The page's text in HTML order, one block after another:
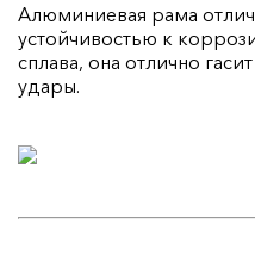
Алюминиевая рама
устойчивостью к
сплава, она отлично
удары.